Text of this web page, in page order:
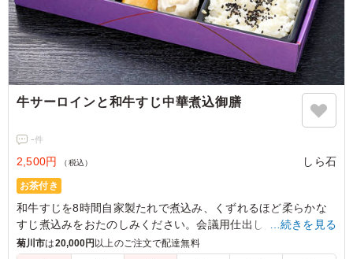
牛サーロインと和牛すじ中華煮込御膳
-件
2,500円 （税込） しら石
お茶付き
和牛すじを8時間自家製たれで煮込み、くずれるほど柔らかな
すじ煮込みをおたのしみください。会議用仕出し弁当にしら石
の中華弁当をお召し上がりください。
…続きを見る
菊川市は20,000円 以上のご注文で配達無料